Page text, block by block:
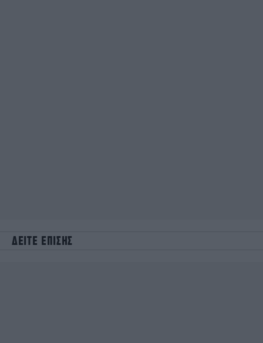
ΔΕΙΤΕ ΕΠΙΣΗΣ